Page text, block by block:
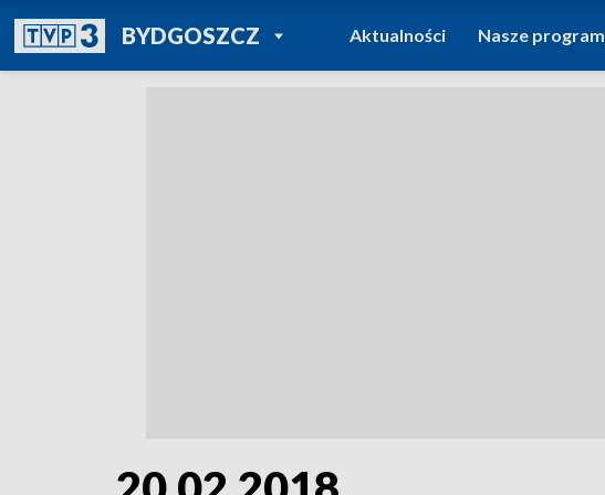
BYDGOSZCZPOWRÓT DO
TVP REGIONY
Aktualności Nasze